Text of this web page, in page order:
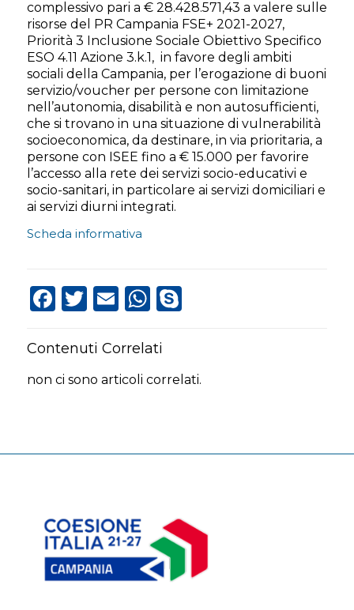
complessivo pari a € 28.428.571,43 a valere sulle
risorse del PR Campania FSE+ 2021-2027,
Priorità 3 Inclusione Sociale Obiettivo Specifico
ESO 4.11 Azione 3.k.1, in favore degli ambiti
sociali della Campania, per l’erogazione di buoni
servizio/voucher per persone con limitazione
nell’autonomia, disabilità e non autosufficienti,
che si trovano in una situazione di vulnerabilità
socioeconomica, da destinare, in via prioritaria, a
persone con ISEE fino a € 15.000 per favorire
l’accesso alla rete dei servizi socio-educativi e
socio-sanitari, in particolare ai servizi domiciliari e
ai servizi diurni integrati.
Scheda informativa
Facebook
Twitter Email WhatsApp
Contenuti Correlati
non ci sono articoli correlati.